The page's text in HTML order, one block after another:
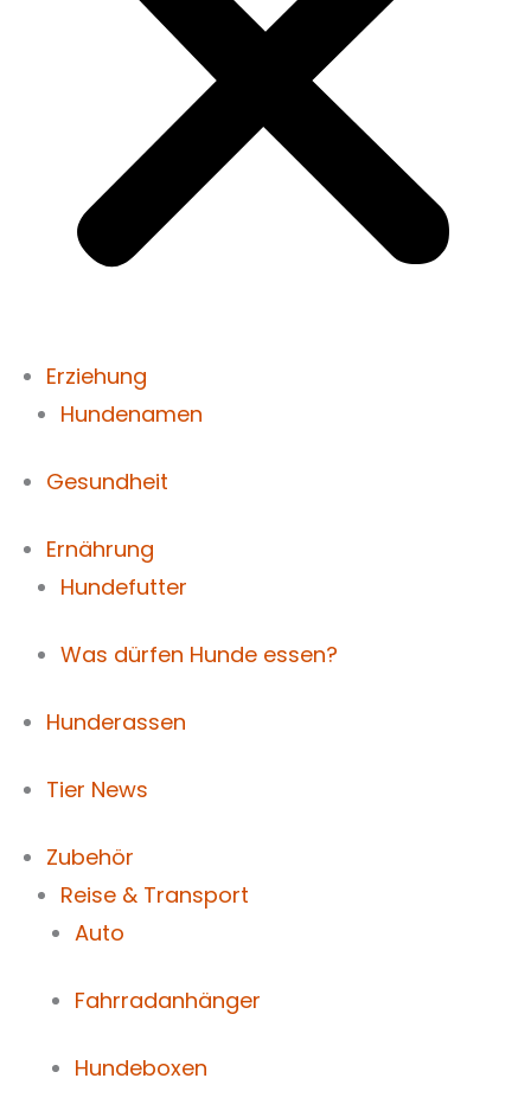
Erziehung
Hundenamen
Gesundheit
Ernährung
Hundefutter
Was dürfen Hunde essen?
Hunderassen
Tier News
Zubehör
Reise & Transport
Auto
Fahrradanhänger
Hundeboxen